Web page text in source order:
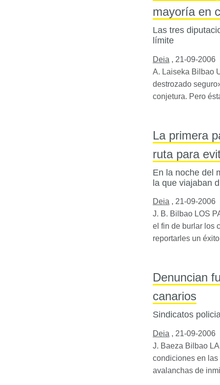
mayoría en
Las tres
límite
Deia , 21-09-2006
A. Laiseka Bilbao
destrozado
conjetura. Pero
La primera
ruta para
En la noche del
la que viajaban
Deia , 21-09-2006
J. B. Bilbao LOS
el fin de burlar los
reportarles un
Denuncian
canarios
Sindicatos
Deia , 21-09-2006
J. Baeza Bilbao
condiciones en
avalanchas de